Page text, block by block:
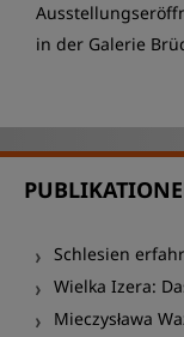
in der Galerie
Schlesien
Wielka Izera:
Mieczysława